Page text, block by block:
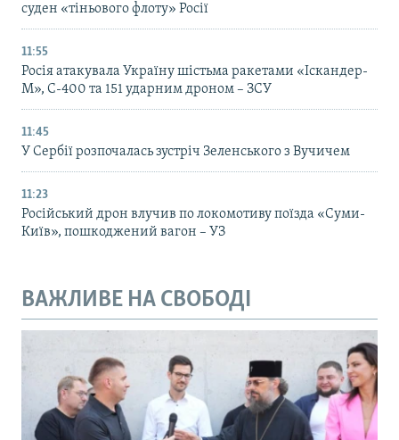
суден «тіньового флоту» Росії
11:55
Росія атакувала Україну шістьма ракетами «Іскандер-
М», С-400 та 151 ударним дроном – ЗСУ
11:45
У Сербії розпочалась зустріч Зеленського з Вучичем
11:23
Російський дрон влучив по локомотиву поїзда «Суми-
Київ», пошкоджений вагон – УЗ
ВАЖЛИВЕ НА СВОБОДІ